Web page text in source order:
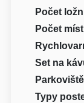
Počet
Počet
Set na
Parkoviště
Typy